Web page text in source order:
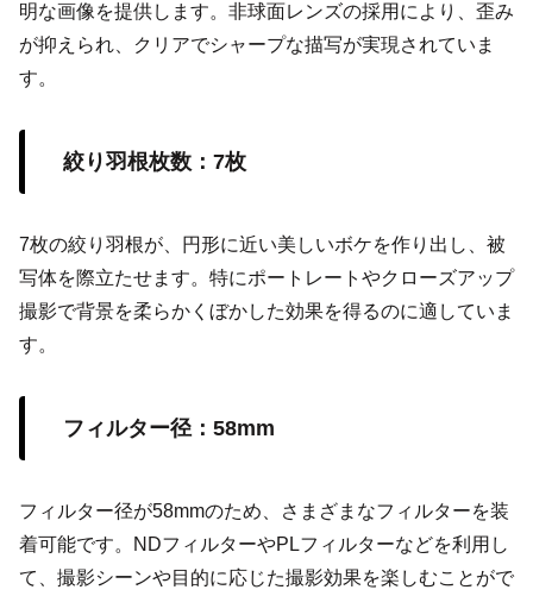
明な画像を提供します。非球面レンズの採用により、歪み
が抑えられ、クリアでシャープな描写が実現されていま
す。
絞り羽根枚数：7枚
7枚の絞り羽根が、円形に近い美しいボケを作り出し、被
写体を際立たせます。特にポートレートやクローズアップ
撮影で背景を柔らかくぼかした効果を得るのに適していま
す。
フィルター径：58mm
フィルター径が58mmのため、さまざまなフィルターを装
着可能です。NDフィルターやPLフィルターなどを利用し
て、撮影シーンや目的に応じた撮影効果を楽しむことがで